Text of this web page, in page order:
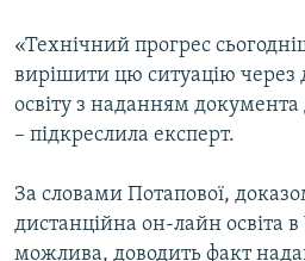
«Технічний прогрес
вирішити цю ситуацію через
освіту з наданням
– підкреслила експерт.
За словами Потапової,
дистанційна он-лайн освіта в
можлива, доводить факт